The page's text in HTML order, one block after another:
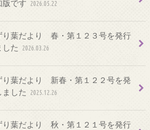
版です 2026.05.22
り葉だより 春・第１２３号を発行
した
2026.03.26
り葉だより 新春・第１２２号を発
ました
2025.12.26
り葉だより 秋・第１２１号を発行